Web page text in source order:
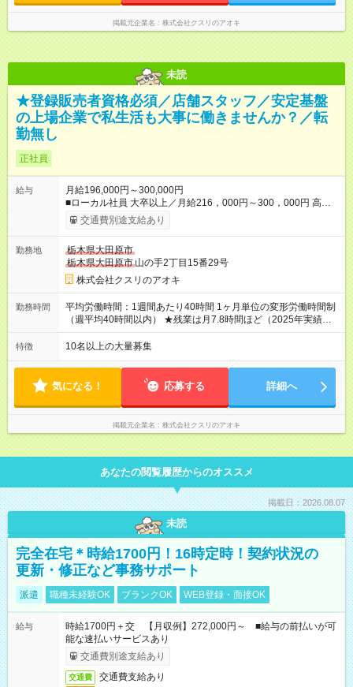
時00分～17時00分 中番：11時～20時 遅番：13時～22時
掲載元企業名 株式会社クスリのアオキ
未読
★登録販売者資格必須／店舗スタッフ／安定基盤
の上場企業で私生活も大事に働きませんか？／転
勤無し
正社員
給与
月給196,000円～300,000円
■ローカル社員 大卒以上／月給216，000円～300，000円 高卒
以上／月給196，000円～300，000円 ★エリア手当（石川県、
富山県、福井県、岐阜県、群馬県、茨城県 月1万円）を会社規
録販売者資格保持者への月1万円支給を含む（実務経験がない方
にも同額を支給） ※ただし、短時間勤務・早番固定社員は当社
規定に従い額が変動 【試用期間】試用期間なし ＝＝＝＝＝＝＝
＝＝＝＝＝＝＝ ★職務給制度で実力次第で収入アップ！ 職務内
容に応じて給与が支払われ、昇格試験なく役職に就いた時点で
年収がUPする制度です。 約4割の社員が入社3年目で店長に就い
交通費別途支給あり
勤務地
栃木県大田原市
栃木県大田原市 山の手2丁目15番29号
株式会社クスリのアオキ
勤務時間
平均労働時間：1週間あたり40時間 1ヶ月単位の変形労働時間制
（週平均40時間以内） ★残業は月7.8時間ほど（2025年実績）
＜店舗の基本営業時間＞ 9時～22時 ※勤務時間は店舗により異
なります。 ＜シフト例＞ 早番：8時00分～17時00分 中番：11
1ヶ月単位の変形労働時間制（週平均40時間以内） ★残業は月
7.8時間ほど（2025年実績） ＜店舗の基本営業時間＞ 9時～22
時 ※勤務時間は店舗により異なります。 ＜シフト例＞ 早番：8
時00分～17時00分 中番：11時～20時 遅番：13時～22時
特徴 10名以上の大量募集
気になる！ 応募する 詳細へ
掲載元企業名 株式会社クスリのアオキ
あなたの閲覧履歴からのオススメ
掲載日：2026.08.07
未読
完全在宅＊時給1700円！16時定時！契約状況の
更新・修正など事務サポート
派遣 職種未経験OK ブランクOK WEB登録・面接OK
給与
時給1700円＋交 【月収例】272,000円～ ■給与の前払いが可
能な速払いサービスあり
交通費別途支給あり
交通費 交通費支給あり